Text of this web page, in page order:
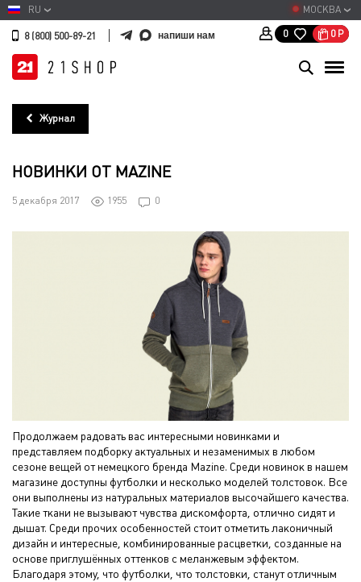
МОСКВА
RU
8 (800) 500-89-21 напиши нам 0 0 Р
Журнал
НОВИНКИ ОТ MAZINE
5 декабря 2017 1955 0
Продолжаем радовать вас интересными новинками и
представляем подборку актуальных и незаменимых в любом
сезоне вещей от немецкого бренда Mazine. Среди новинок в нашем
магазине доступны футболки и несколько моделей толстовок. Все
они выполнены из натуральных материалов высочайшего качества.
Такие ткани не вызывают чувства дискомфорта, отлично сидят и
дышат. Среди прочих особенностей стоит отметить лаконичный
дизайн и интересные, комбинированные расцветки, созданные на
основе приглушённых оттенков с меланжевым эффектом.
Благодаря этому, что футболки, что толстовки, станут отличным